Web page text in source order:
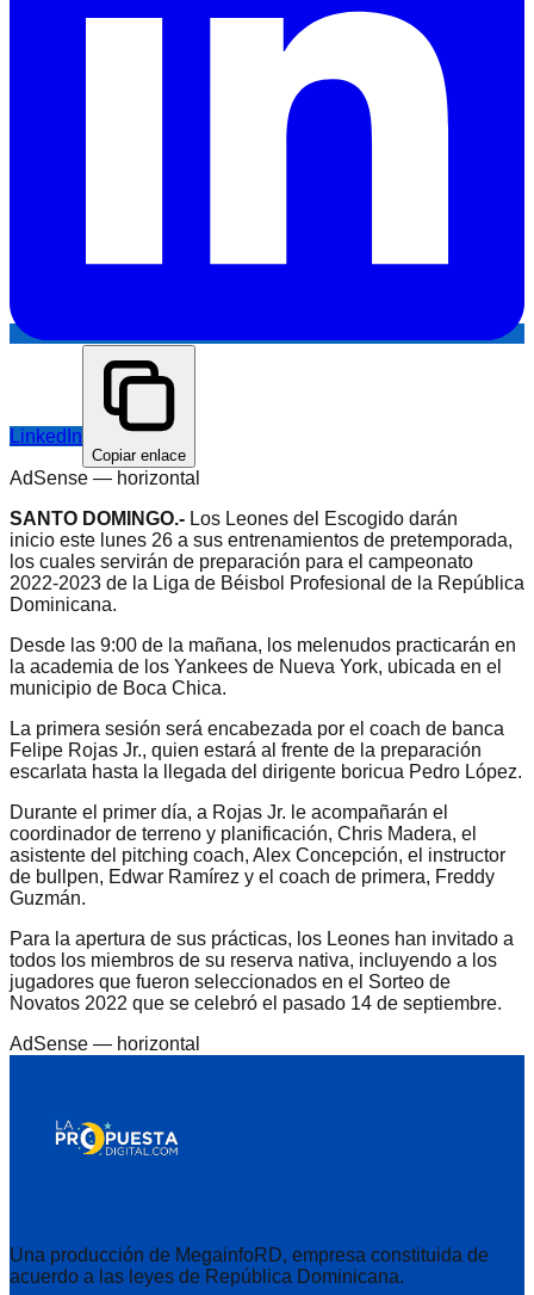
LinkedIn
Copiar enlace
AdSense — horizontal
SANTO DOMINGO.- Los Leones del Escogido darán
inicio este lunes 26 a sus entrenamientos de pretemporada,
los cuales servirán de preparación para el campeonato
2022-2023 de la Liga de Béisbol Profesional de la República
Dominicana.
Desde las 9:00 de la mañana, los melenudos practicarán en
la academia de los Yankees de Nueva York, ubicada en el
municipio de Boca Chica.
La primera sesión será encabezada por el coach de banca
Felipe Rojas Jr., quien estará al frente de la preparación
escarlata hasta la llegada del dirigente boricua Pedro López.
Durante el primer día, a Rojas Jr. le acompañarán el
coordinador de terreno y planificación, Chris Madera, el
asistente del pitching coach, Alex Concepción, el instructor
de bullpen, Edwar Ramírez y el coach de primera, Freddy
Guzmán.
Para la apertura de sus prácticas, los Leones han invitado a
todos los miembros de su reserva nativa, incluyendo a los
jugadores que fueron seleccionados en el Sorteo de
Novatos 2022 que se celebró el pasado 14 de septiembre.
AdSense — horizontal
Una producción de MegainfoRD, empresa constituida de
acuerdo a las leyes de República Dominicana.